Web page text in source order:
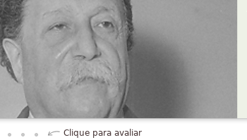
Clique para avaliar